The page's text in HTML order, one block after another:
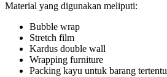
Material yang digunakan meliputi:
Bubble wrap
Stretch film
Kardus double wall
Wrapping furniture
Packing kayu untuk barang tertentu